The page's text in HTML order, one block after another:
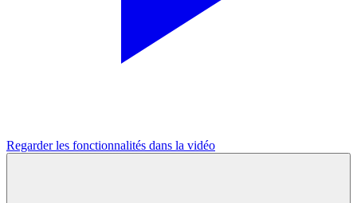
Regarder les fonctionnalités dans la vidéo